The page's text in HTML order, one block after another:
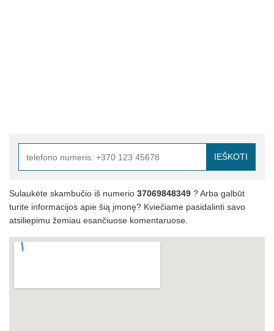
IEŠKOTI
Sulaukėte skambučio iš numerio 37069848349 ? Arba galbūt
turite informacijos apie šią įmonę? Kviečiame pasidalinti savo
atsiliepimu žemiau esančiuose komentaruose.